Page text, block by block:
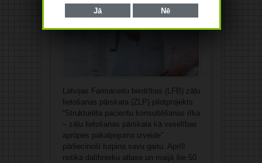
Latvijas Farmaceitu biedrības (LFB) zāļu
lietošanas pārskata (ZLP) pilotprojekts
“Strukturēta pacientu konsultēšanas rīka
– zāļu lietošanas pārskata kā veselības
aprūpes pakalpojuma izveide”
pārliecinoši turpina savu gaitu. Aprīlī
notika dalībnieku atlase un maijā šie 50
Jā Nē